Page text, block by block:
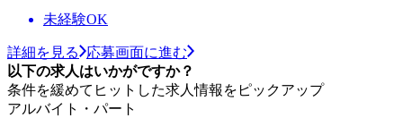
未経験OK
詳細を見る
応募画面に進む
以下の求人はいかがですか？
条件を緩めてヒットした求人情報をピックアップ
アルバイト・パート